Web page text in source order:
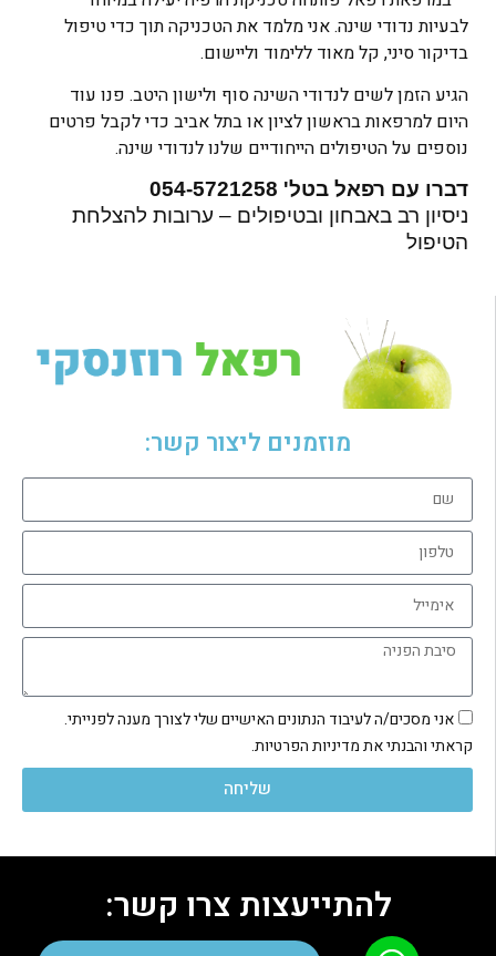
לבעיות נדודי שינה. אני מלמד את הטכניקה תוך כדי טיפול
בדיקור סיני, קל מאוד ללימוד וליישום.
הגיע הזמן לשים לנדודי השינה סוף ולישון היטב. פנו עוד
היום למרפאות בראשון לציון או בתל אביב כדי לקבל פרטים
נוספים על הטיפולים הייחודיים שלנו לנדודי שינה.
דברו עם רפאל בטל' 054-5721258
ניסיון רב באבחון ובטיפולים – ערובות להצלחת
הטיפול
מוזמנים ליצור קשר:
אני מסכים/ה לעיבוד הנתונים האישיים שלי לצורך מענה לפנייתי.
קראתי והבנתי את מדיניות הפרטיות.
שליחה
להתייעצות צרו קשר: